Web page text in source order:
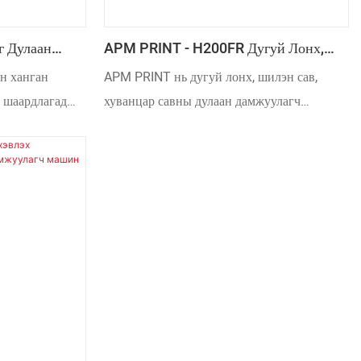
Дулаан
ханган
APM PRINT - H200FR Дугуй Лонх,
Шилэн Сав, Хуванцар Саванд Хийх
APM PRINT нь дугуй лонх, шилэн сав,
хуванцар савны дулаан дамжуулагч